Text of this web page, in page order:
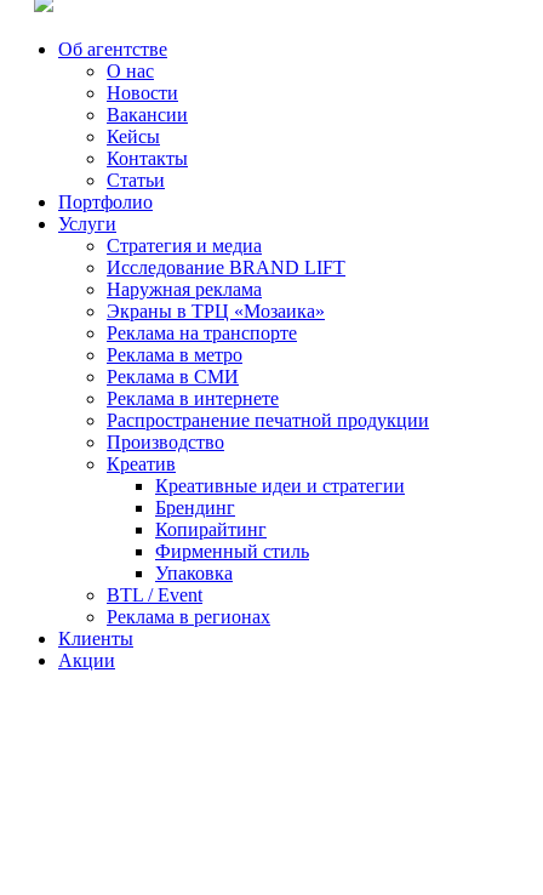
Об агентстве
О нас
Новости
Вакансии
Кейсы
Контакты
Статьи
Портфолио
Услуги
Стратегия и медиа
Исследование BRAND LIFT
Наружная реклама
Экраны в ТРЦ «Мозаика»
Реклама на транспорте
Реклама в метро
Реклама в СМИ
Реклама в интернете
Распространение печатной продукции
Производство
Креатив
Креативные идеи и стратегии
Брендинг
Копирайтинг
Фирменный стиль
Упаковка
BTL / Event
Реклама в регионах
Клиенты
Акции